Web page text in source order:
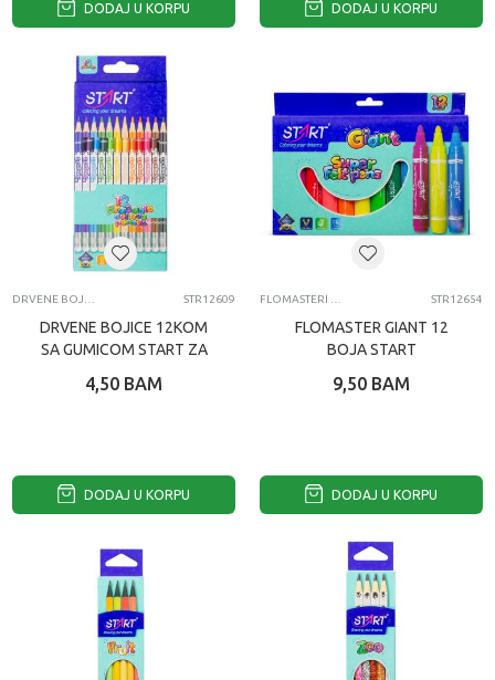
DODAJ U KORPU DODAJ U KORPU
STR12609
DRVENE BOJICE 12KOM
SA GUMICOM START ZA
4,50 BAM
DODAJ U KORPU
STR12654
FLOMASTER GIANT 12
BOJA START
9,50 BAM
DODAJ U KORPU